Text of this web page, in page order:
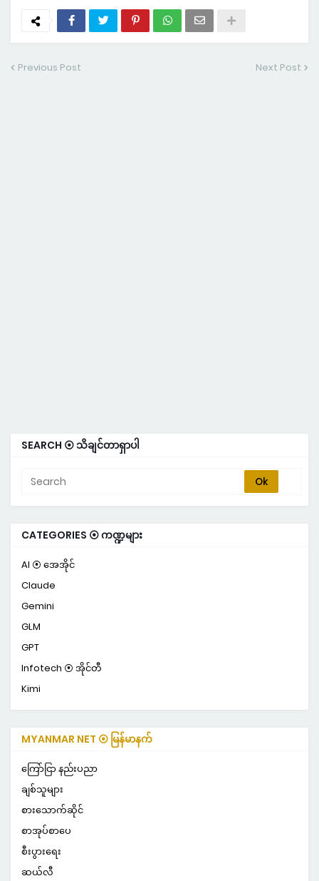
Previous Post Next Post
SEARCH ⦿ သိချင်တာရှာပါ
CATEGORIES ⦿ ကဏ္ဍများ
AI ⦿ အေအိုင်
Claude
Gemini
GLM
GPT
Infotech ⦿ အိုင်တီ
Kimi
MYANMAR NET ⦿ မြန်မာနက်
ကြော်ငြာ နည်းပညာ
ချစ်သူများ
စားသောက်ဆိုင်
စာအုပ်စာပေ
စီးပွားရေး
ဆယ်လီ